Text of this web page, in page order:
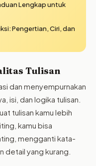
Lengkap untuk
Pengertian, Ciri, dan
Tulisan
dan menyempurnakan
isi, dan logika tulisan.
tulisan kamu lebih
kamu bisa
mengganti kata-
detail yang kurang.